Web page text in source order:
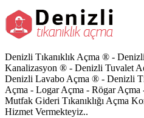
Denizli Tıkanıklık Açma ® -
Kanalizasyon ® - Denizli Tuvalet
Denizli Lavabo Açma ® - Denizli
Açma - Logar Açma - Rögar Açma
Mutfak Gideri Tıkanıklığı Açma
Hizmet Vermekteyiz..